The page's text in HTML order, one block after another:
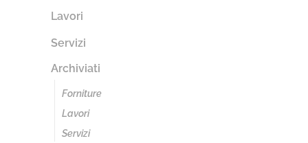
Lavori
Servizi
Archiviati
Forniture
Lavori
Servizi